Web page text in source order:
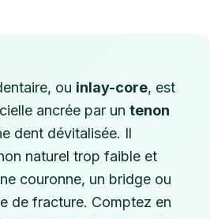
ou inlay-core, est
ancrée par un tenon
dent dévitalisée. Il
naturel trop faible et
couronne, un bridge ou
de fracture. Comptez en